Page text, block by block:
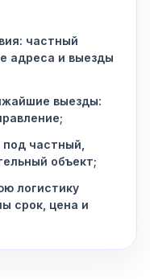
частный
адреса и выезды
выезды:
частный,
объект;
логистику
срок, цена и